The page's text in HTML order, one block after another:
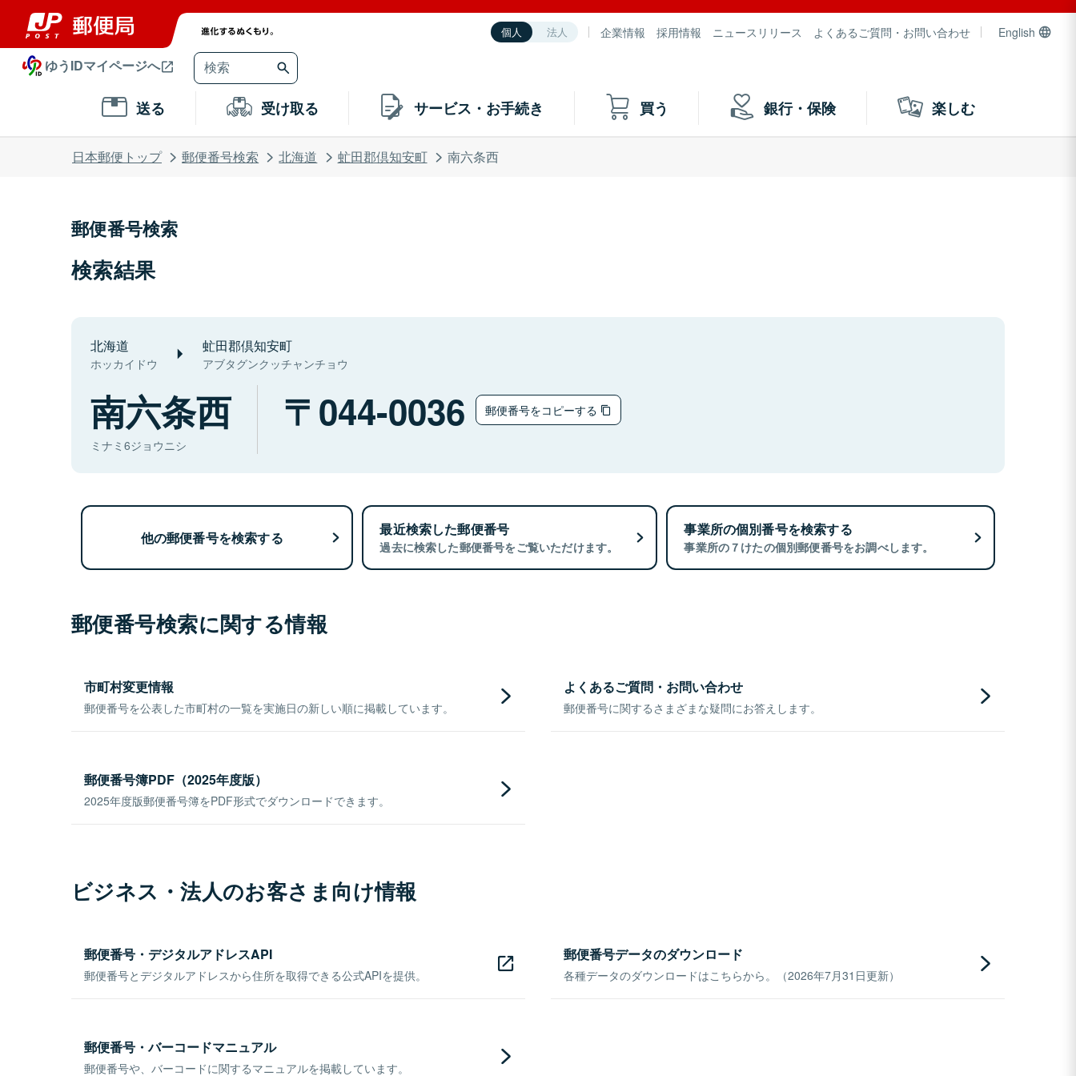
個人 法人 企業情報 採用情報 ニュースリリース よくあるご質問・お問い合わせ English
ゆうIDマイページへ
送る 受け取る サービス・お手続き 買う 銀行・保険 楽しむ
日本郵便トップ 郵便番号検索 北海道 虻田郡倶知安町 南六条西
郵便番号検索
検索結果
北海道
ホッカイドウ
虻田郡倶知安町
アブタグンクッチャンチョウ
南六条西
ミナミ6ジョウニシ
044-0036 郵便番号をコピーする
他の郵便番号を検索する 最近検索した郵便番号
過去に検索した郵便番号をご覧いただけます。
事業所の個別番号を検索する
事業所の７けたの個別郵便番号をお調べします。
郵便番号検索に関する情報
市町村変更情報
郵便番号を公表した市町村の一覧を実施日の新しい順に掲載しています。
よくあるご質問・お問い合わせ
郵便番号に関するさまざまな疑問にお答えします。
郵便番号簿PDF（2025年度版）
2025年度版郵便番号簿をPDF形式でダウンロードできます。
ビジネス・法人のお客さま向け情報
郵便番号・デジタルアドレスAPI
郵便番号とデジタルアドレスから住所を取得できる公式APIを提供。
郵便番号データのダウンロード
各種データのダウンロードはこちらから。（2026年7月31日更新）
郵便番号・バーコードマニュアル
郵便番号や、バーコードに関するマニュアルを掲載しています。